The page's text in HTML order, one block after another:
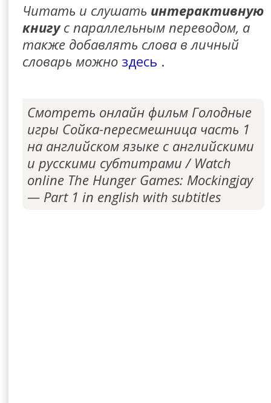
Читать и слушать интерактивную
книгус параллельным переводом, а
также добавлять слова в личный
словарь можно здесь .
Смотреть онлайн фильм Голодные
игры Сойка-пересмешница часть 1
на английском языке с английскими
и русскими субтитрами / Watch
online The Hunger Games: Mockingjay
— Part 1 in english with subtitles